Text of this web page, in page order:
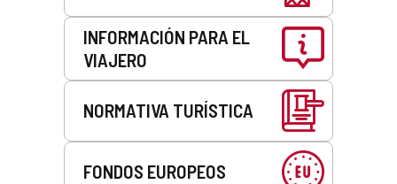
INFORMACIÓN PARA EL
VIAJERO
NORMATIVA TURÍSTICA
FONDOS EUROPEOS